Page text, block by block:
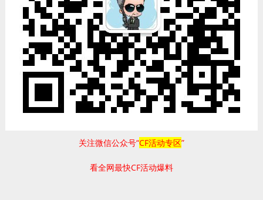
关注微信公众号“CF活动专区”
看全网最快CF活动爆料